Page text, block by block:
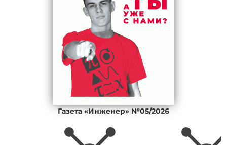
Газета «Инженер» №05/2026